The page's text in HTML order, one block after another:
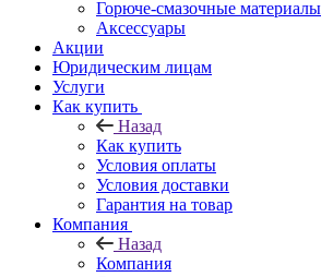
Горюче-смазочные материалы
Аксессуары
Акции
Юридическим лицам
Услуги
Как купить
Назад
Как купить
Условия оплаты
Условия доставки
Гарантия на товар
Компания
Назад
Компания